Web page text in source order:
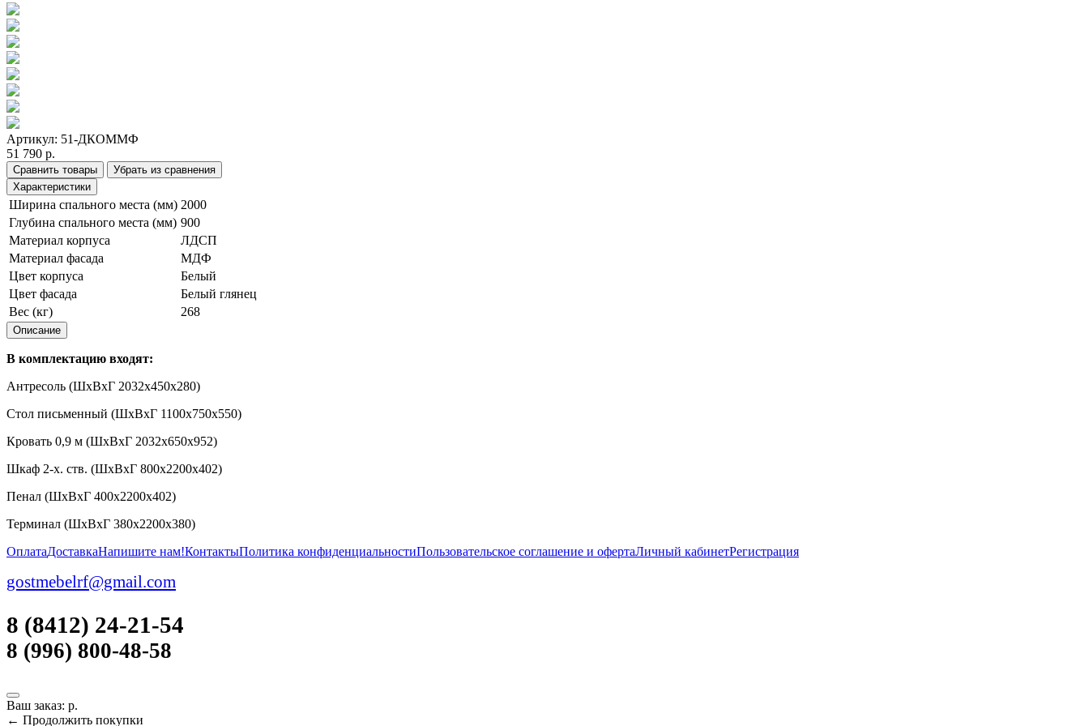
Артикул: 51-ДКОММФ
51 790 р.
Сравнить товары
Убрать из сравнения
Характеристики
Ширина спального места (мм) 2000
Глубина спального места (мм) 900
Материал корпуса
ЛДСП
Материал фасада
МДФ
Цвет корпуса
Белый
Цвет фасада
Белый глянец
Вес (кг)
268
Описание
В комплектацию входят:
Антресоль (ШхВхГ 2032х450х280)
Стол письменный (ШхВхГ 1100х750х550)
Кровать 0,9 м (ШхВхГ 2032х650х952)
Шкаф 2-х. ств. (ШхВхГ 800х2200х402)
Пенал (ШхВхГ 400х2200х402)
Терминал (ШхВхГ 380х2200х380)
ОплатаДоставкаНапишите нам!КонтактыПолитика конфиденциальностиПользовательское соглашение и офертаЛичный кабинетРегистрация
gostmebelrf@gmail.com
8 (8412) 24-21-54
8 (996) 800-48-58
Ваш заказ: р.
← Продолжить покупки